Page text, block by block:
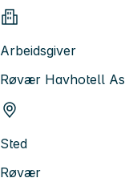
Arbeidsgiver
Røvær Havhotell As
Sted
Røvær